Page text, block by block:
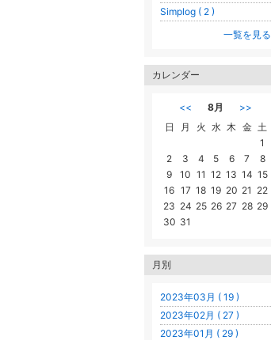
Simplog ( 2 )
一覧を見る
カレンダー
<< 8月
>>
日
月 火 水 木 金 土
1
2
3 4 5 6 7
8
9
10 11 12 13 14 15
16 17 18 19 20 21 22
23 24 25 26 27 28 29
30 31
月別
2023年03月 ( 19 )
2023年02月 ( 27 )
2023年01月 ( 29 )